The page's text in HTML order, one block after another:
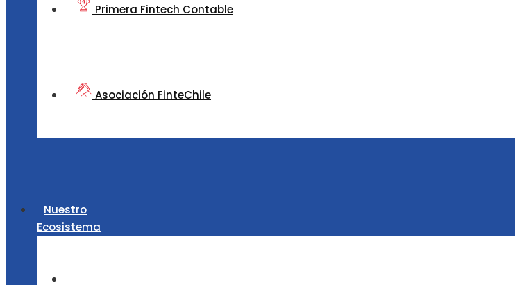
Primera Fintech Contable
Asociación FinteChile
Nuestro
Ecosistema